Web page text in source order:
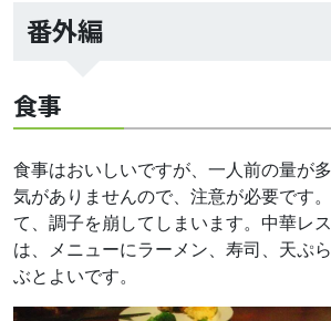
番外編
食事
食事はおいしいですが、一人前の量が
気がありませんので、注意が必要です
て、調子を崩してしまいます。中華レ
は、メニューにラーメン、寿司、天ぷ
ぶとよいです。